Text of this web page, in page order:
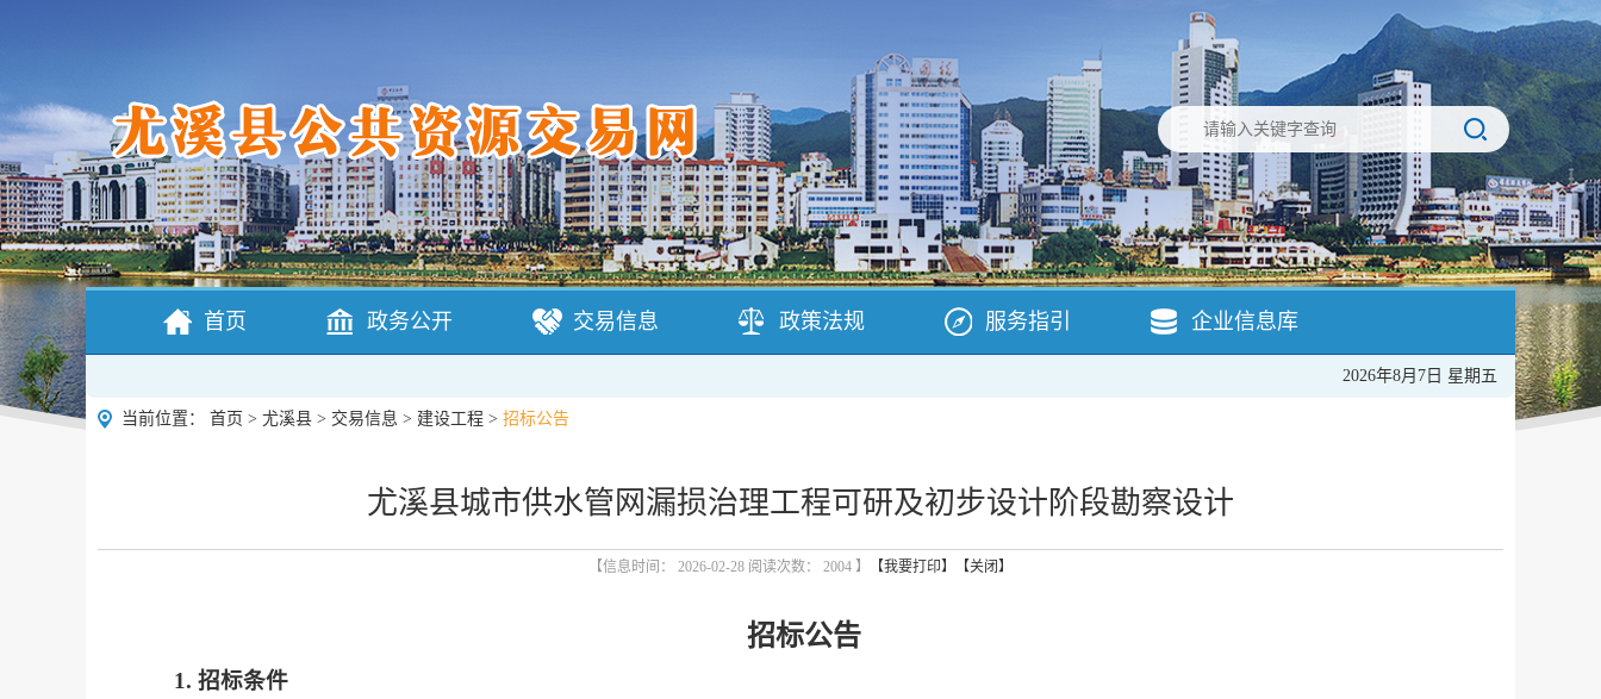
首页 政务公开 交易信息 政策法规 服务指引 企业信息库
2026年8月7日 星期五
当前位置： 首页 > 尤溪县 > 交易信息 > 建设工程 > 招标公告
尤溪县城市供水管网漏损治理工程可研及初步设计阶段勘察设计
【信息时间： 2026-02-28 阅读次数： 2004 】 【我要打印】 【关闭】
招标公告
1. 招标条件